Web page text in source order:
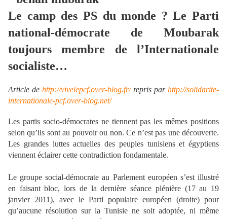
Le camp des PS du monde ? Le Parti
national-démocrate de Moubarak
toujours membre de l’Internationale
socialiste…
Article de http://vivelepcf.over-blog.fr/repris par http://solidarite-
internationale-pcf.over-blog.net/
Les partis socio-démocrates ne tiennent pas les mêmes positions
selon qu’ils sont au pouvoir ou non. Ce n’est pas une découverte.
Les grandes luttes actuelles des peuples tunisiens et égyptiens
viennent éclairer cette contradiction fondamentale.
Le groupe social-démocrate au Parlement européen s’est illustré
en faisant bloc, lors de la dernière séance plénière (17 au 19
janvier 2011), avec le Parti populaire européen (droite) pour
qu’aucune résolution sur la Tunisie ne soit adoptée, ni même